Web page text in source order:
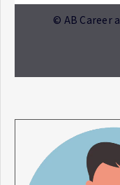
© AB Career